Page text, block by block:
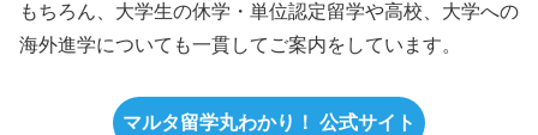
もちろん、大学生の休学・単位認定留学や高校、大学への
海外進学についても一貫してご案内をしています。
マルタ留学丸わかり！ 公式サイト